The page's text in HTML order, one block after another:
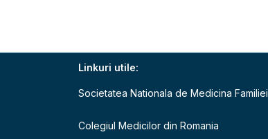
Linkuri utile:
Societatea Nationala de Medicina Familiei
Colegiul Medicilor din Romania